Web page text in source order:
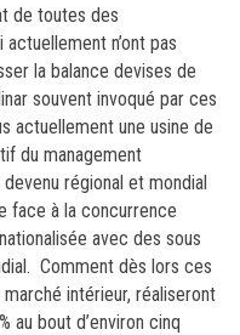
de toutes des
n’ont pas
la balance devises de
souvent invoqué par ces
actuellement une usine de
du management
régional et mondial
face à la concurrence
avec des sous
Comment dès lors ces
intérieur, réaliseront
au bout d’environ cinq